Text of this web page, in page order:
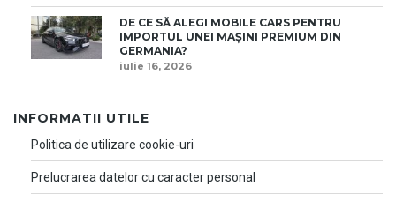
DE CE SĂ ALEGI MOBILE CARS PENTRU
IMPORTUL UNEI MAȘINI PREMIUM DIN
GERMANIA?
iulie 16, 2026
INFORMATII UTILE
Politica de utilizare cookie-uri
Prelucrarea datelor cu caracter personal